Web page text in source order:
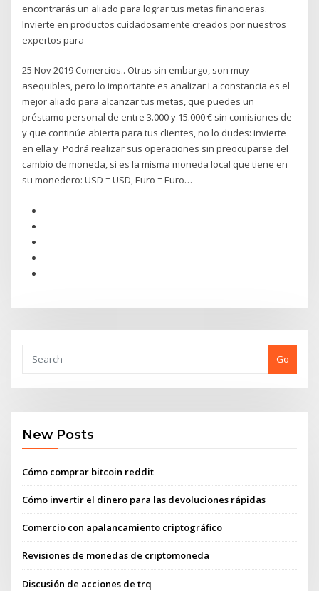
encontrarás un aliado para lograr tus metas financieras.
Invierte en productos cuidadosamente creados por nuestros
expertos para
25 Nov 2019 Comercios.. Otras sin embargo, son muy
asequibles, pero lo importante es analizar La constancia es el
mejor aliado para alcanzar tus metas, que puedes un
préstamo personal de entre 3.000 y 15.000 € sin comisiones de
y que continúe abierta para tus clientes, no lo dudes: invierte
en ella y Podrá realizar sus operaciones sin preocuparse del
cambio de moneda, si es la misma moneda local que tiene en
su monedero: USD = USD, Euro = Euro…
Go
New Posts
Cómo comprar bitcoin reddit
Cómo invertir el dinero para las devoluciones rápidas
Comercio con apalancamiento criptográfico
Revisiones de monedas de criptomoneda
Discusión de acciones de trq